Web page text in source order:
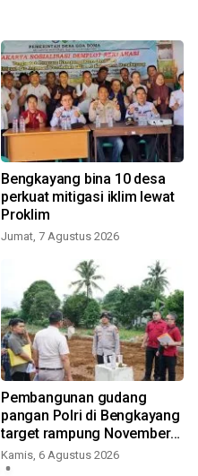
Bengkayang bina 10 desa
perkuat mitigasi iklim lewat
Proklim
Jumat, 7 Agustus 2026
Pembangunan gudang
pangan Polri di Bengkayang
target rampung November
2026
Kamis, 6 Agustus 2026